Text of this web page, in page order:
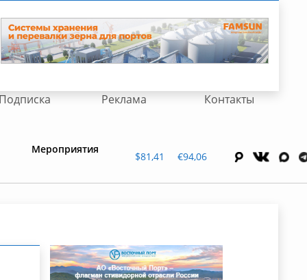
Реклама Контакты
Мероприятия
$81,41 €94,06